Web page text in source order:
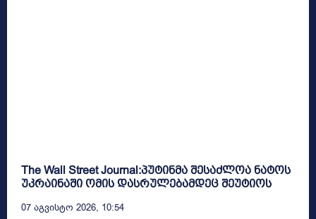
The Wall Street Journal:პუტინმა შესაძლოა ნატოს
უკრაინაში ომის დასრულებამდეც შეუტიოს
07 Აგვისტო 2026, 10:54